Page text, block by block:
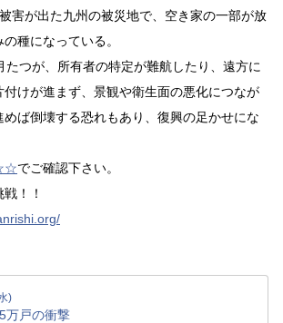
害が出た九州の被災地で、空き家の一部が放
種になっている。
たつが、所有者の特定が難航したり、遠方に
けが進まず、景観や衛生面の悪化につなが
めば倒壊する恐れもあり、復興の足かせにな
でご確認下さい。
！！
)
万戸の衝撃